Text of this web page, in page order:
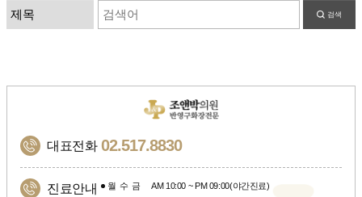
검색
대표전화 02.517.8830
진료안내 월수금
AM 10:00 ~ PM 09:00(야간진료)